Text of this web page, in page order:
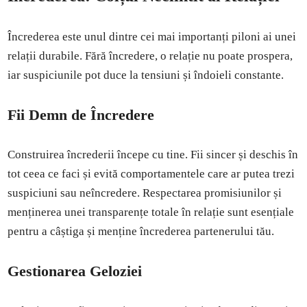
Încrederea este unul dintre cei mai importanți piloni ai unei
relații durabile. Fără încredere, o relație nu poate prospera,
iar suspiciunile pot duce la tensiuni și îndoieli constante.
Fii Demn de Încredere
Construirea încrederii începe cu tine. Fii sincer și deschis în
tot ceea ce faci și evită comportamentele care ar putea trezi
suspiciuni sau neîncredere. Respectarea promisiunilor și
menținerea unei transparențe totale în relație sunt esențiale
pentru a câștiga și menține încrederea partenerului tău.
Gestionarea Geloziei